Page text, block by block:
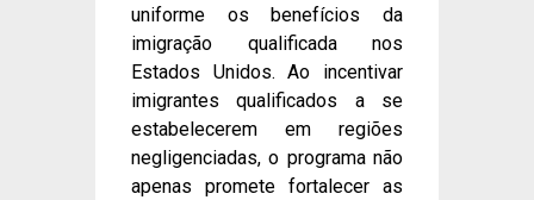
uniforme os benefícios da
imigração qualificada nos
Estados Unidos. Ao incentivar
imigrantes qualificados a se
estabelecerem em regiões
negligenciadas, o programa não
apenas promete fortalecer as